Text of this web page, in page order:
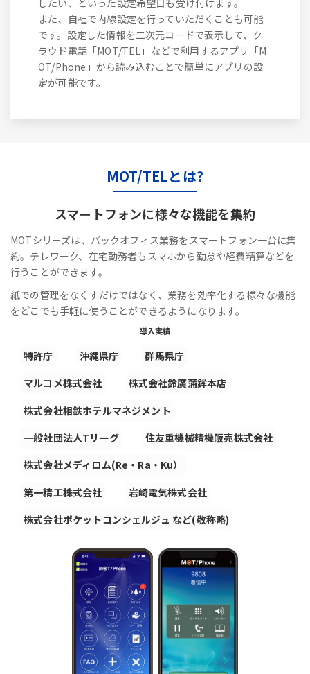
また、自社で内線設定を行っていただくことも可能
です。設定した情報を二次元コードで表示して、ク
ラウド電話「MOT/TEL」などで利用するアプリ「M
OT/Phone」から読み込むことで簡単にアプリの設
定が可能です。
MOT/TELとは?
スマートフォンに様々な機能を集約
MOTシリーズは、バックオフィス業務をスマートフォン一台に集
約。テレワーク、在宅勤務者もスマホから勤怠や経費精算などを
行うことができます。
紙での管理をなくすだけではなく、業務を効率化する様々な機能
をどこでも手軽に使うことができるようになります。
導入実績
特許庁 沖縄県庁
群馬県庁
マルコメ株式会社
株式会社鈴廣蒲鉾本店
株式会社相鉄ホテルマネジメント
一般社団法人Tリーグ
住友重機械精機販売株式会社
株式会社メディロム(Re・Ra・Ku）
第一精工株式会社
岩崎電気株式会社
株式会社ポケットコンシェルジュ など(敬称略)